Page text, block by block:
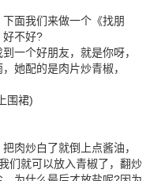
面我们来做一个《找朋
好不好?
个好朋友，就是你呀，
她配的是肉片炒青椒，
围裙)
炒白了就倒上点酱油，
们就可以放入青椒了，翻炒